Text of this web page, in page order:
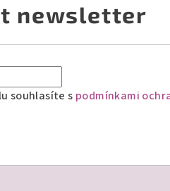
newsletter
souhlasíte s podmínkami